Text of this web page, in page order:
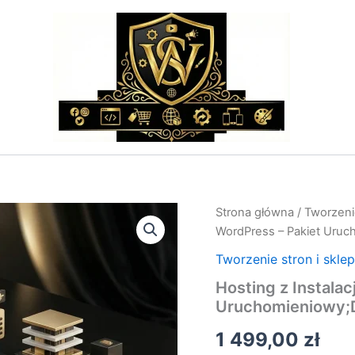
Strona główna /
WordPress – Pakiet
Tworzenie stron i
Hosting z
1 499,00 zł
ilość
Hosting
Instalacją
-
Pakiet
i